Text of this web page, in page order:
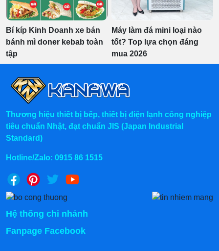
Bí kíp Kinh Doanh xe bán
bánh mì doner kebab toàn
tập
Máy làm đá mini loại nào
tốt? Top lựa chọn đáng
mua 2026
Thương hiệu thiết bị bếp, thiết bị điện lạnh công nghiệp
tiêu chuẩn Nhật, đạt chuẩn JIS (Japan Industrial
Standard)
Hotline/Zalo: 0915 86 1515
Hệ thống chi nhánh
Fanpage Facebook